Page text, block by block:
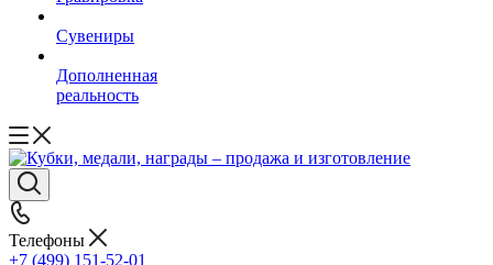
Сувениры
Дополненная
реальность
Телефоны
+7 (499) 151-52-01